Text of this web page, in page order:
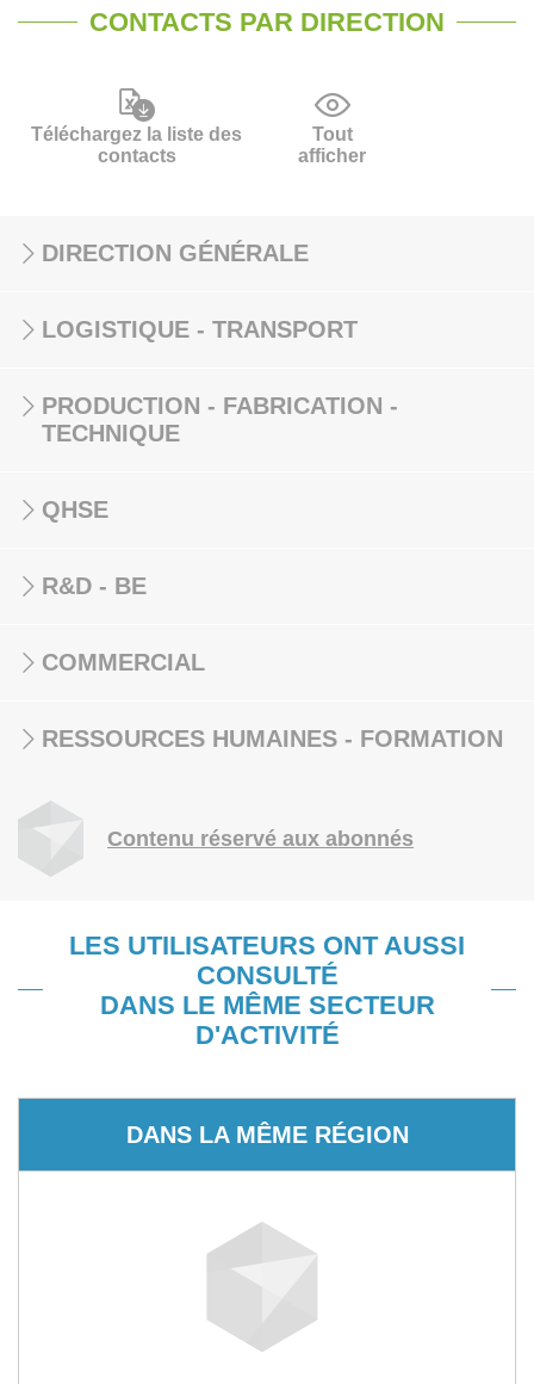
CONTACTS PAR DIRECTION
Téléchargez la liste des
contacts
Tout
afficher
DIRECTION GÉNÉRALE
LOGISTIQUE - TRANSPORT
PRODUCTION - FABRICATION -
TECHNIQUE
QHSE
R&D - BE
COMMERCIAL
RESSOURCES HUMAINES - FORMATION
Contenu réservé aux abonnés
LES UTILISATEURS ONT AUSSI
CONSULTÉ
DANS LE MÊME SECTEUR
D'ACTIVITÉ
DANS LA MÊME RÉGION